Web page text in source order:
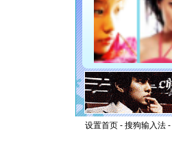
设置首页 - 搜狗输入法 -